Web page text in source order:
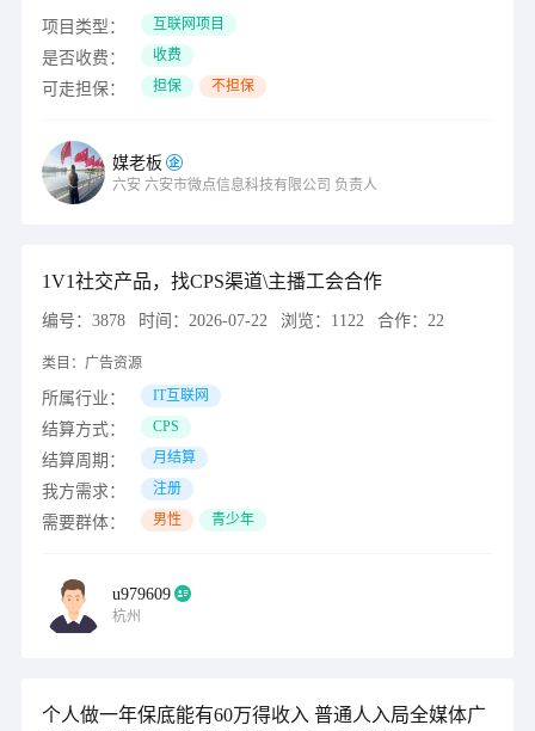
项目类型： 互联网项目
是否收费： 收费
可走担保： 担保 不担保
媒老板
六安 六安市微点信息科技有限公司 负责人
1V1社交产品，找CPS渠道\主播工会合作
编号： 3878 时间： 2026-07-22 浏览： 1122 合作： 22
类目： 广告资源
所属行业： IT互联网
结算方式： CPS
结算周期： 月结算
我方需求： 注册
需要群体： 男性 青少年
u979609
杭州
个人做一年保底能有60万得收入 普通人入局全媒体广